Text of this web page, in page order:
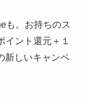
も。お持ちのス
イント還元＋１
新しいキャンペ